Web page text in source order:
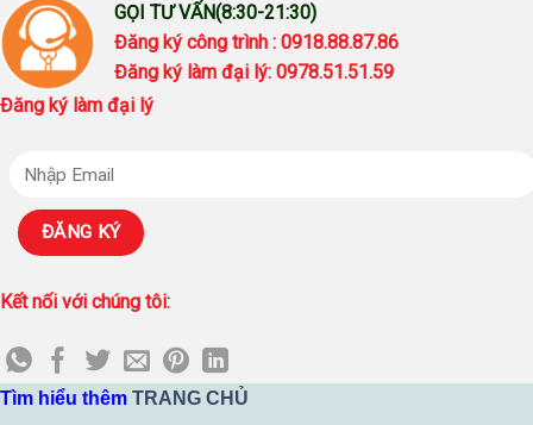
GỌI TƯ VẤN(8:30-21:30)
Đăng ký công trình : 0918.88.87.86
Đăng ký làm đại lý: 0978.51.51.59
Đăng ký làm đại lý
Kết nối với chúng tôi:
Tìm hiểu thêm TRANG CHỦ